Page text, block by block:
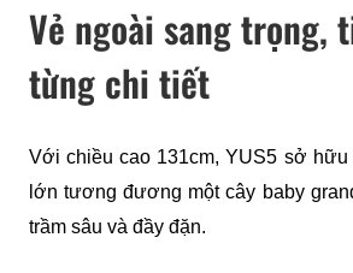
Vẻ ngoài sang trọng,
từng chi tiết
Với chiều cao 131cm, YUS5 sở
lớn tương đương một cây baby
trầm sâu và đầy đặn.